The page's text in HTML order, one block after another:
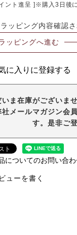
ント進呈 ]※購入3日後
ッピング内容確認
ッピングへ進む
に入りに登録する
いま在庫がございま
社メールマガジン会
す。是非ご
についてのお問い合
ューを書く